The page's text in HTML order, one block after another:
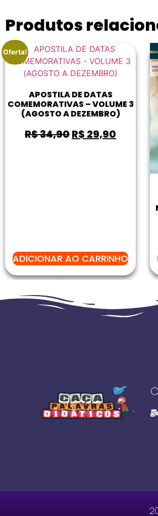
Produtos
Oferta!
APOSTILA DE DATAS
COMEMORATIVAS – VOLUME 3
(AGOSTO A DEZEMBRO)
R$34,90R$ 29,90
ADICIONAR AO CARRINHO